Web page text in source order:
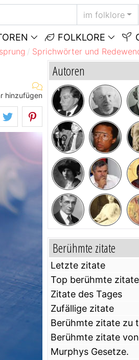
im folklore
FOLKLORE
Sprichwörter und
hinzufügen
Autoren
Berühmte zitate
Letzte zitate
Top berühmte zitate
Zitate des Tages
Zufällige zitate
Berühmte zitate zu
Berühmte zitate
Murphys Gesetze.